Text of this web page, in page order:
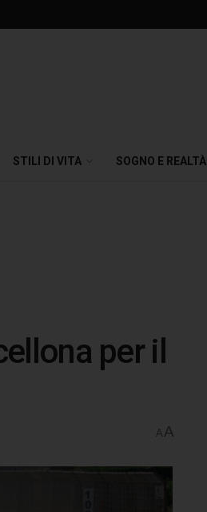
STILI DI VITA SOGNO E REALTÀ
per il
A A